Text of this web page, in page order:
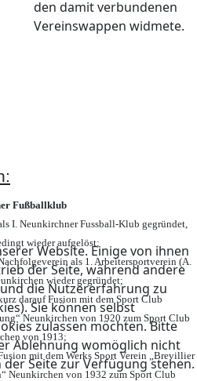
Website. Einige von ihnen
der Seite, während andere
die Nutzererfahrung zu
Sie können selbst
zulassen möchten. Bitte
Ablehnung womöglich nicht
Seite zur Verfügung stehen.
den damit verbundenen
Vereinswappen widmete.
Fußballklub
I. Neunkirchner Fussball-Klub gegründet,
wieder aufgelöst;
als 1. Arbeitersportverein (A.
wieder gegründet;
darauf Fusion mit dem Sport Club
Neunkirchen von 1920 zum Sport Club
von 1913;
mit dem Werks Sport Verein „Brevillier
Neunkirchen von 1932 zum Sport Club